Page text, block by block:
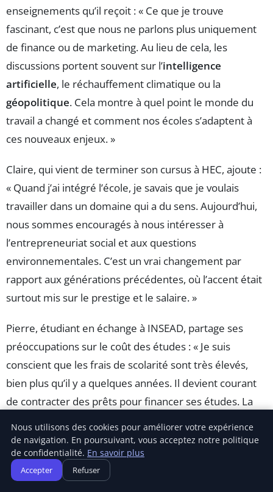
enseignements qu’il reçoit : « Ce que je trouve
fascinant, c’est que nous ne parlons plus uniquement
de finance ou de marketing. Au lieu de cela, les
discussions portent souvent sur l’intelligence
artificielle, le réchauffement climatique ou la
géopolitique. Cela montre à quel point le monde du
travail a changé et comment nos écoles s’adaptent à
ces nouveaux enjeux. »
Claire, qui vient de terminer son cursus à HEC, ajoute :
« Quand j’ai intégré l’école, je savais que je voulais
travailler dans un domaine qui a du sens. Aujourd’hui,
nous sommes encouragés à nous intéresser à
l’entrepreneuriat social et aux questions
environnementales. C’est un vrai changement par
rapport aux générations précédentes, où l’accent était
surtout mis sur le prestige et le salaire. »
Pierre, étudiant en échange à INSEAD, partage ses
préoccupations sur le coût des études : « Je suis
conscient que les frais de scolarité sont très élevés,
bien plus qu’il y a quelques années. Il devient courant
de contracter des prêts pour financer ses études. La
constamment. »
Sophie, membre d’une association étudiante à emlyon,
Nous utilisons des cookies pour améliorer votre expérience
de navigation. En poursuivant, vous acceptez notre politique
de confidentialité. En savoir plus
Accepter Refuser